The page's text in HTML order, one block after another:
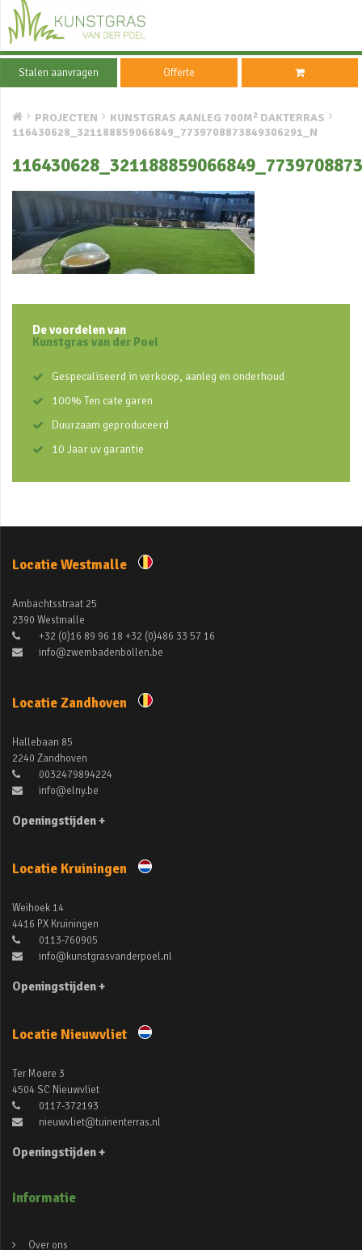
Stalen aanvragen Offerte
PROJECTEN
KUNSTGRAS AANLEG 700M² DAKTERRAS
116430628_321188859066849_7739708873849306291_N
De voordelen van
Kunstgras van der Poel
Gespecaliseerd in verkoop, aanleg en onderhoud
100% Ten cate garen
Duurzaam geproduceerd
10 Jaar uv garantie
Locatie Westmalle
Ambachtsstraat 25
2390 Westmalle
+32 (0)16 89 96 18 +32 (0)486 33 57 16
info@zwembadenbollen.be
Locatie Zandhoven
Hallebaan 85
2240 Zandhoven
0032479894224
info@elny.be
Openingstijden +
Locatie Kruiningen
Weihoek 14
4416 PX Kruiningen
0113-760905
info@kunstgrasvanderpoel.nl
Openingstijden +
Locatie Nieuwvliet
Ter Moere 3
4504 SC Nieuwvliet
0117-372193
nieuwvliet@tuinenterras.nl
Openingstijden +
Informatie
Over ons